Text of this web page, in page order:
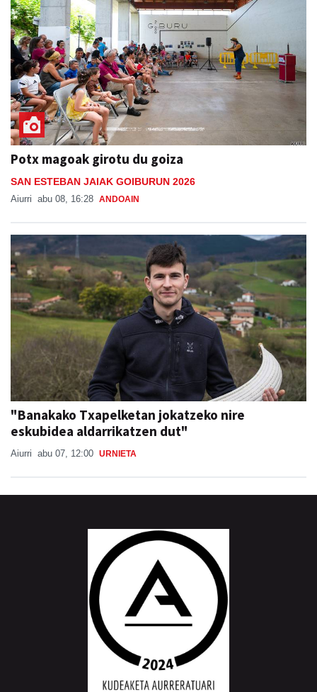
Potx magoak girotu du goiza
SAN ESTEBAN JAIAK GOIBURUN 2026
Aiurri abu 08, 16:28 ANDOAIN
"Banakako Txapelketan jokatzeko nire
eskubidea aldarrikatzen dut"
Aiurri abu 07, 12:00 URNIETA